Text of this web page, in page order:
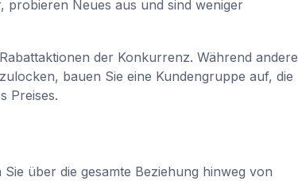
probieren Neues aus und sind weniger
der Konkurrenz. Während andere
bauen Sie eine Kundengruppe auf, die
Preises.
über die gesamte Beziehung hinweg von